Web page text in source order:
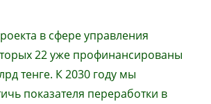
в сфере управления
22 уже профинансированы
тенге. К 2030 году мы
показателя переработки в